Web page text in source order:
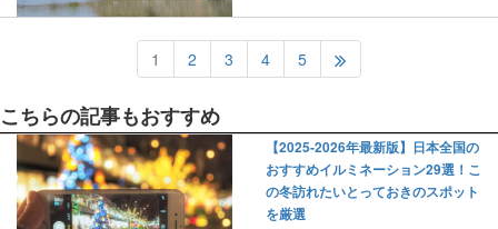
1 2 3 4 5
こちらの記事もおすすめ
【2025-2026年最新版】日本全国の
おすすめイルミネーション29選！こ
の冬訪れたいとっておきのスポット
を厳選